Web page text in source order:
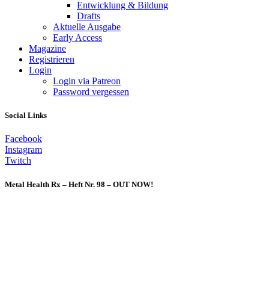
Entwicklung & Bildung
Drafts
Aktuelle Ausgabe
Early Access
Magazine
Registrieren
Login
Login via Patreon
Password vergessen
Social Links
Facebook
Instagram
Twitch
Metal Health Rx – Heft Nr. 98 – OUT NOW!